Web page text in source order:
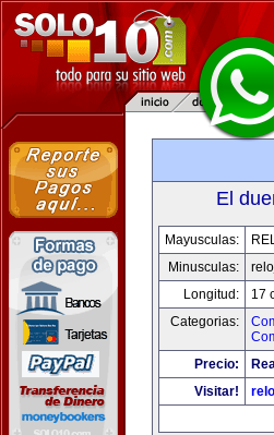
El
Mayusculas:
Minusculas:
Longitud:
17
Categorias:
Precio:
Visitar!